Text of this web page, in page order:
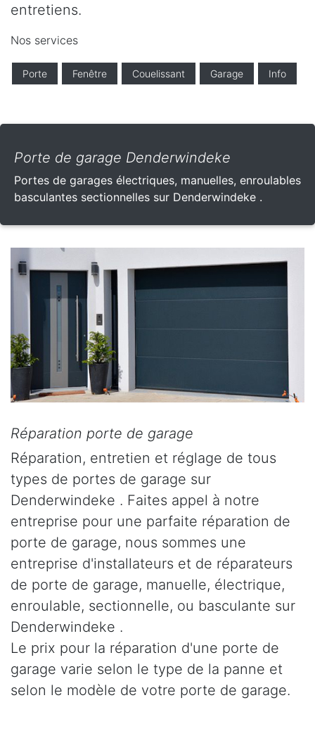
entretiens.
Nos services
Porte Fenêtre Couelissant Garage Info
Porte de garage Denderwindeke
Portes de garages électriques, manuelles, enroulables
basculantes sectionnelles sur Denderwindeke .
Réparation porte de garage
Réparation, entretien et réglage de tous
types de portes de garage sur
Denderwindeke . Faites appel à notre
entreprise pour une parfaite réparation de
porte de garage, nous sommes une
entreprise d'installateurs et de réparateurs
de porte de garage, manuelle, électrique,
enroulable, sectionnelle, ou basculante sur
Denderwindeke .
Le prix pour la réparation d'une porte de
garage varie selon le type de la panne et
selon le modèle de votre porte de garage.